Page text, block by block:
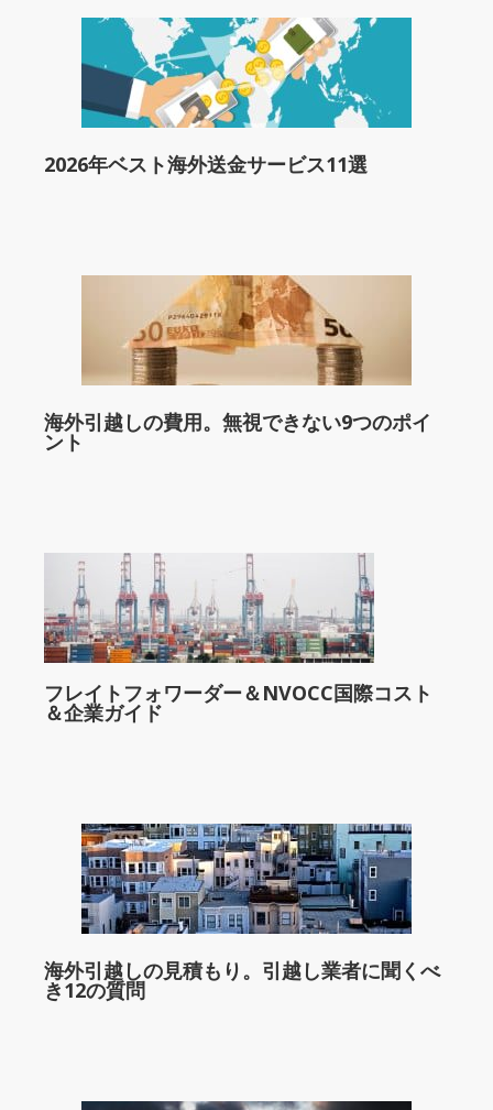
2026年ベスト海外送金サービス11選
海外引越しの費用。無視できない9つのポイ
ント
フレイトフォワーダー＆NVOCC国際コスト
＆企業ガイド
海外引越しの見積もり。引越し業者に聞くべ
き12の質問